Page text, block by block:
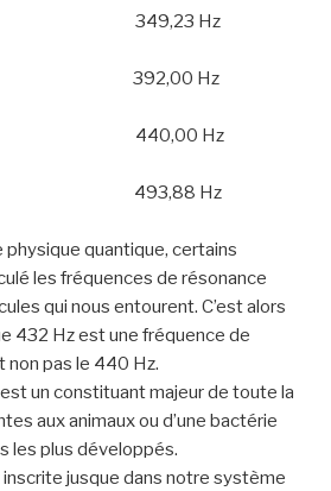
Hz
Hz
Hz
Hz
quantique, certains
les fréquences de résonance
qui nous entourent. C’est alors
432 Hz est une fréquence de
non pas le 440 Hz.
est un constituant majeur de toute la
aux animaux ou d’une bactérie
les plus développés.
jusque dans notre système